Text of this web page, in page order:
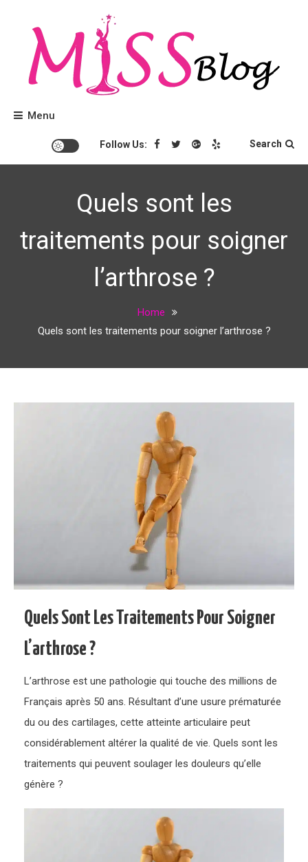
Miss Blog
Menu
Follow Us: Search
Quels sont les
traitements pour soigner
l’arthrose ?
Home
Quels sont les traitements pour soigner l’arthrose ?
Quels Sont Les Traitements Pour Soigner
L’arthrose ?
L’arthrose est une pathologie qui touche des millions de
Français après 50 ans. Résultant d’une usure prématurée
du ou des cartilages, cette atteinte articulaire peut
considérablement altérer la qualité de vie. Quels sont les
traitements qui peuvent soulager les douleurs qu’elle
génère ?